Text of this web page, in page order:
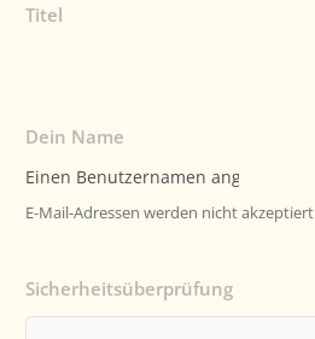
Titel
Dein Name
E-Mail-Adressen werden nicht akzeptiert
Sicherheitsüberprüfung